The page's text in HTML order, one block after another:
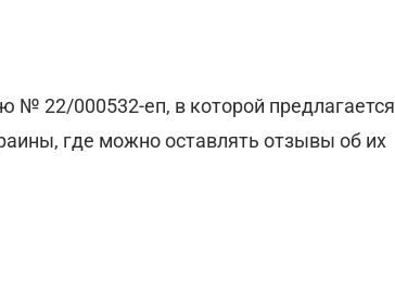
22/000532-еп, в которой предлагается
где можно оставлять отзывы об их